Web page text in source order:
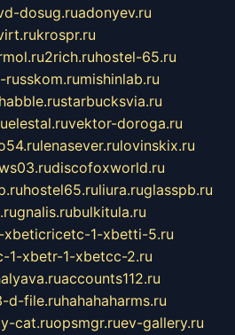
dosug.ruadonyev.ru
krospr.ru
2rich.ruhostel-65.ru
mishinlab.ru
habble.rustarbucksvia.ru
elestal.ruvektor-doroga.ru
lenasever.rulovinskix.ru
discofoxworld.ru
hostel65.ruliura.ruglasspb.ru
gnalis.rubulkitula.ru
xbeticricetc-1-xbetti-5.ru
1-xbetr-1-xbetcc-2.ru
accounts112.ru
d-file.ruhahahaharms.ru
cat.ruopsmgr.ruev-gallery.ru